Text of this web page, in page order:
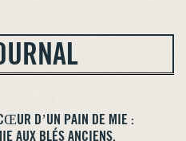
D’UN PAIN DE MIE :
AUX BLÉS ANCIENS.